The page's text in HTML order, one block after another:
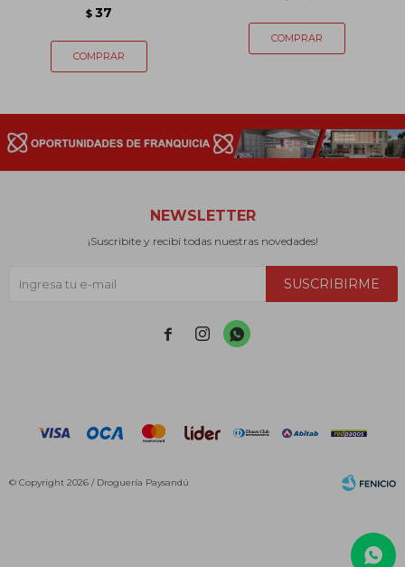
$ 37
NEWSLETTER
¡Suscribite y recibí todas nuestras novedades!
SUSCRIBIRME
  
© Copyright 2026 / Droguería Paysandú